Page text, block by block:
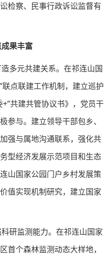
检察、民事行政诉讼监督有
果丰富
多元共建关系。在祁连山国
点联建工作机制，建立巡护
共建共管协议书》，党员干
参与。建立领导干部包乡、
强与属地沟通联系，强化共
型经济发展示范项目和生态
山国家公园门户乡村发展策
值实现机制研究，建立国家
研监测能力。在祁连山国家
首个森林监测动态大样地，